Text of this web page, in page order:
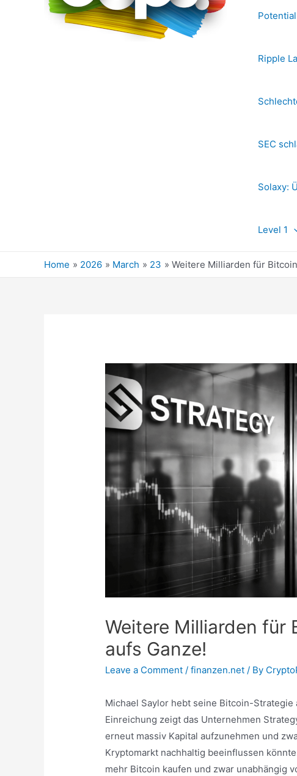
Ripple
SEC
Solaxy:
Level 1
Home 2026 March 23 Weitere Milliarden für
Weitere Milliarden für
aufs Ganze!
Leave a Comment /finanzen.net / By
Michael Saylor hebt seine Bitcoin-
Einreichung zeigt das Unternehmen
erneut massiv Kapital aufzunehmen und
Kryptomarkt nachhaltig beeinflussen
mehr Bitcoin kaufen und zwar unabhängig